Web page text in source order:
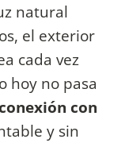
natural
el exterior
cada vez
hoy no pasa
conexión con
y sin